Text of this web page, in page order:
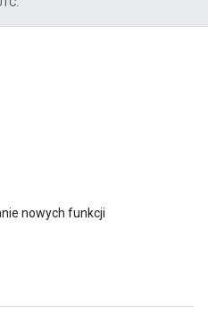
nowych funkcji